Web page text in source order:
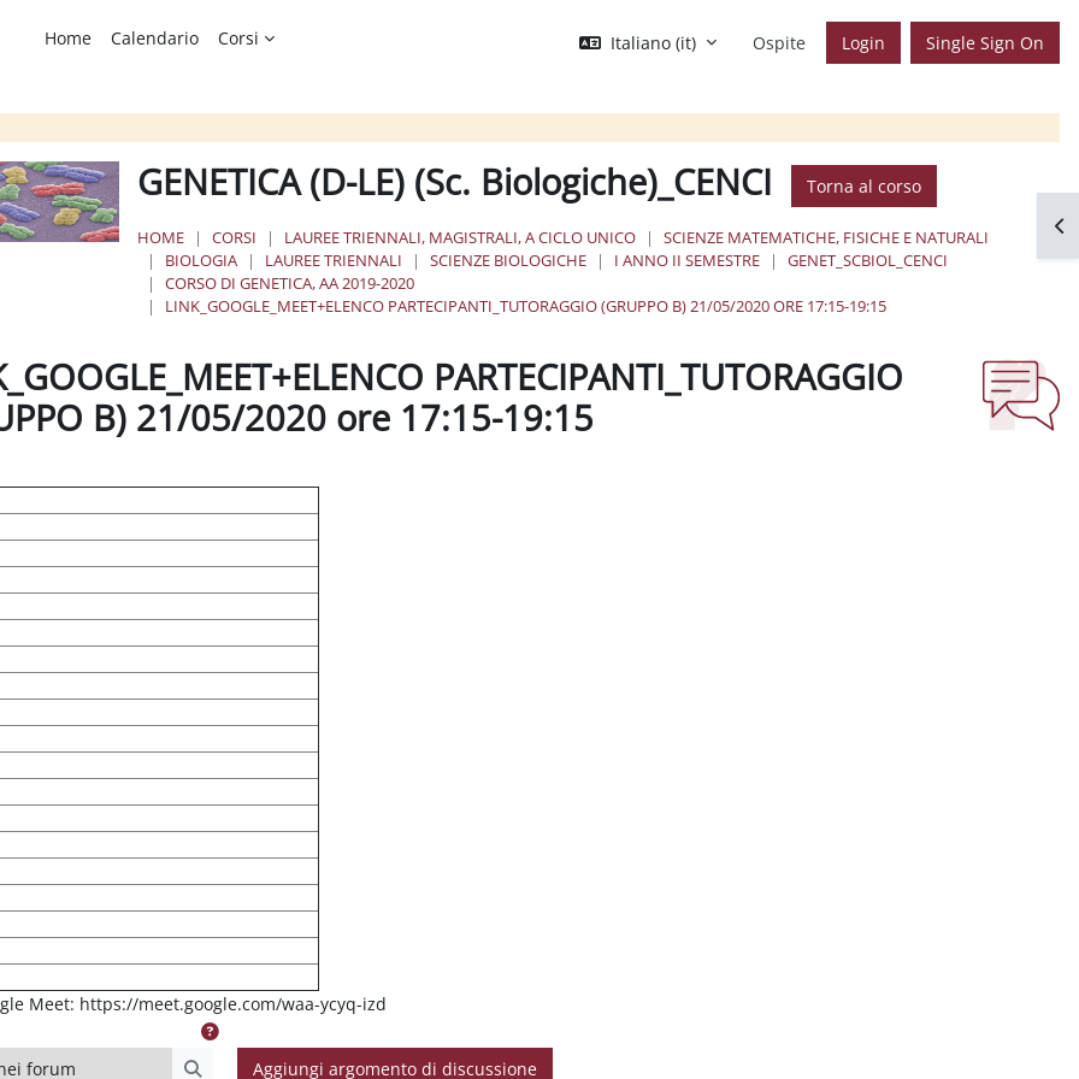
Home
Calendario Corsi Italiano ‎(it)‎ Ospite Login Single Sign On
GENETICA (D-LE) (Sc. Biologiche)_CENCI Torna al corso
HOME CORSI LAUREE TRIENNALI, MAGISTRALI, A CICLO UNICO
SCIENZE MATEMATICHE, FISICHE E NATURALI
BIOLOGIA
LAUREE TRIENNALI SCIENZE BIOLOGICHE I ANNO II SEMESTRE
GENET_SCBIOL_CENCI
CORSO DI GENETICA, AA 2019-2020
LINK_GOOGLE_MEET+ELENCO PARTECIPANTI_TUTORAGGIO (GRUPPO B) 21/05/2020 ORE 17:15-19:15
PARTECIPANTI_TUTORAGGIO
B) 21/05/2020 ore 17:15-19:15
Meet: https://meet.google.com/waa-ycyq-izd
forum Aggiungi argomento di discussione